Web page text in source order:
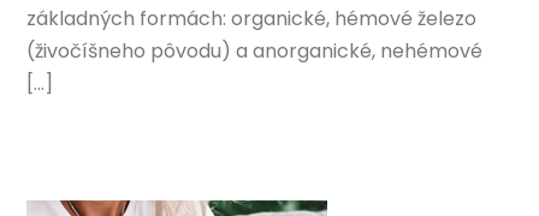
základných formách: organické, hémové železo
(živočíšneho pôvodu) a anorganické, nehémové
[…]